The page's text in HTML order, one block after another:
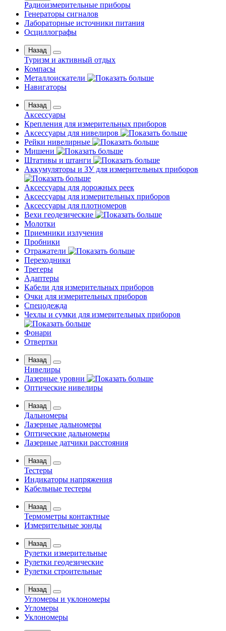
Радиоизмерительные приборы
Генераторы сигналов
Лабораторные источники питания
Осциллографы
Назад
Туризм и активный отдых
Компасы
Металлоискатели
Навигаторы
Назад
Аксессуары
Крепления для измерительных приборов
Аксессуары для нивелиров
Рейки нивелирные
Мишени
Штативы и штанги
Аккумуляторы и ЗУ для измерительных приборов
Аксессуары для дорожных реек
Аксессуары для измерительных приборов
Аксессуары для плотномеров
Вехи геодезические
Молотки
Приемники излучения
Пробники
Отражатели
Переходники
Трегеры
Адаптеры
Кабели для измерительных приборов
Очки для измерительных приборов
Спецодежда
Чехлы и сумки для измерительных приборов
Фонари
Отвертки
Назад
Нивелиры
Лазерные уровни
Оптические нивелиры
Назад
Дальномеры
Лазерные дальномеры
Оптические дальномеры
Лазерные датчики расстояния
Назад
Тестеры
Индикаторы напряжения
Кабельные тестеры
Назад
Термометры контактные
Измерительные зонды
Назад
Рулетки измерительные
Рулетки геодезические
Рулетки строительные
Назад
Угломеры и уклономеры
Угломеры
Уклономеры